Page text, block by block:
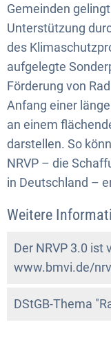
Gemeinden
Unterstützung
des
aufgelegte
Förderung von
Anfang einer
an einem
darstellen. So
NRVP – die
in Deutschland –
Weitere
Der NRVP 3.0 ist
www.bmvi.de/
DStGB-Thema